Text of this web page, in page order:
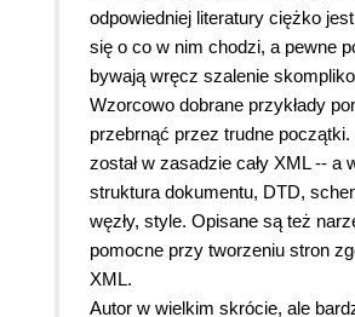
odpowiedniej literatury ciężko
się o co w nim chodzi, a pewne
bywają wręcz szalenie
Wzorcowo dobrane przykłady
przebrnąć przez trudne
został w zasadzie cały XML -- a
struktura dokumentu, DTD,
węzły, style. Opisane są też
pomocne przy tworzeniu stron
XML.
Autor w wielkim skrócie, ale